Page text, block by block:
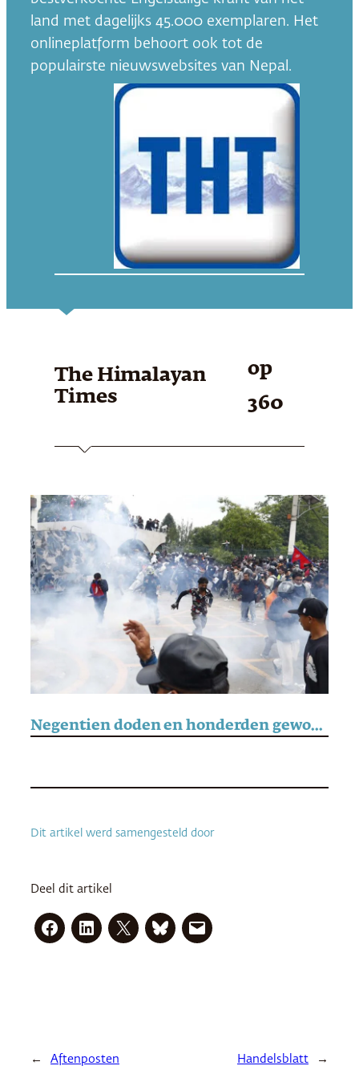
land met dagelijks 45.000 exemplaren. Het
onlineplatform behoort ook tot de
populairste nieuwswebsites van Nepal.
The Himalayan
Times
op
360
Negentien doden en honderden gewonden bij protesten in Nepal
Dit artikel werd samengesteld door
Deel dit artikel
← Aftenposten Handelsblatt →